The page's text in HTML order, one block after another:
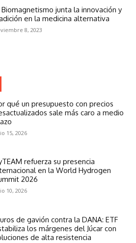
Biomagnetismo junta la innovación y
en la medicina alternativa
8, 2023
qué un presupuesto con precios
sale más caro a medio
15, 2026
refuerza su presencia
en la World Hydrogen
2026
10, 2026
de gavión contra la DANA: ETF
los márgenes del Júcar con
de alta resistencia